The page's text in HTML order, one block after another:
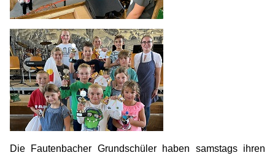
Die Fautenbacher Grundschüler haben samstags ihren